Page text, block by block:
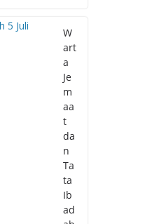
W
art
a
Je
m
aa
t
da
n
Ta
ta
Ib
ad